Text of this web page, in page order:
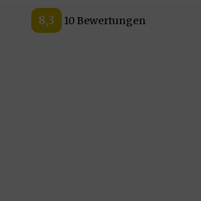
8,3 10 Bewertungen